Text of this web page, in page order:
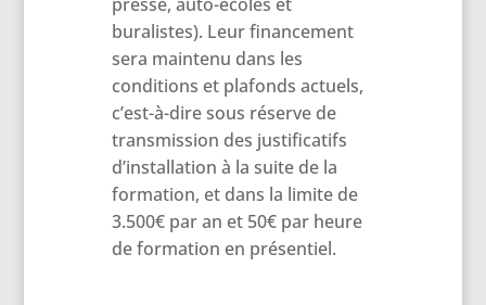
buralistes). Leur financement
sera maintenu dans les
conditions et plafonds actuels,
c’est-à-dire sous réserve de
transmission des justificatifs
d’installation à la suite de la
formation, et dans la limite de
3.500€ par an et 50€ par heure
de formation en présentiel.